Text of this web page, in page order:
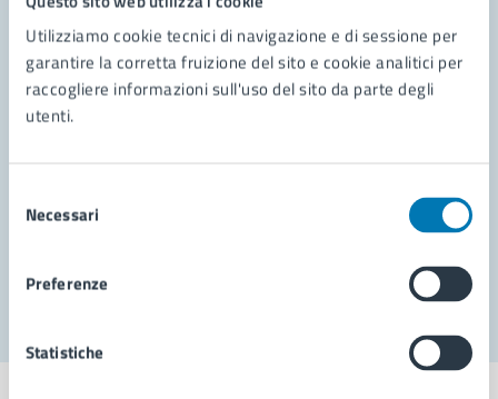
Utilizziamo cookie tecnici di navigazione e di sessione per
garantire la corretta fruizione del sito e cookie analitici per
raccogliere informazioni sull'uso del sito da parte degli
utenti.
delNecessari
Preferenze
Statistiche
Contatta il comune
Leggi le domande frequenti
Problemi in città